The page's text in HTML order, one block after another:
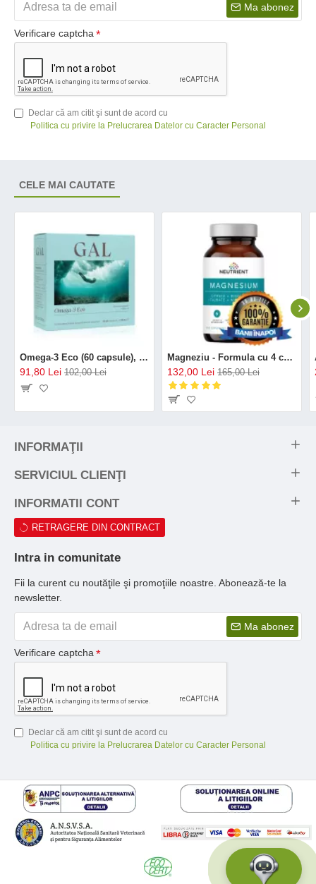
Ma abonez
Verificare captcha
Declar că am citit şi sunt de acord cu
Politica cu privire la Prelucrarea Datelor cu Caracter Personal
CELE MAI CAUTATE
Omega-3 Eco (60 capsule), GAL
91,80 Lei 102,00 Lei
Magneziu - Formula cu 4 chelați (120 capsule), Neutrient
132,00 Lei 165,00 Lei
INFORMAŢII
SERVICIUL CLIENŢI
INFORMATII CONT
RETRAGERE DIN CONTRACT
Intra in comunitate
Fii la curent cu noutăţile şi promoţiile noastre. Abonează-te la
newsletter.
Ma abonez
Verificare captcha
Declar că am citit şi sunt de acord cu
Politica cu privire la Prelucrarea Datelor cu Caracter Personal